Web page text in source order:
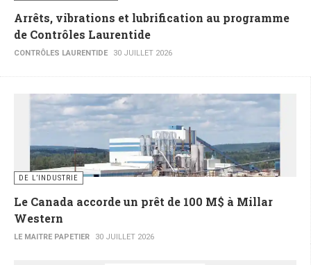
Arrêts, vibrations et lubrification au programme
de Contrôles Laurentide
CONTRÔLES LAURENTIDE 30 JUILLET 2026
DE L’INDUSTRIE
Le Canada accorde un prêt de 100 M$ à Millar
Western
LE MAITRE PAPETIER 30 JUILLET 2026